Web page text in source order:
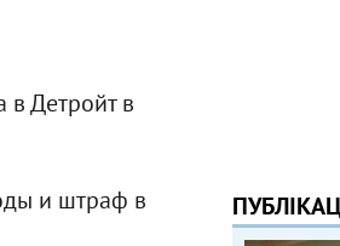
в Детройт в
и штраф в